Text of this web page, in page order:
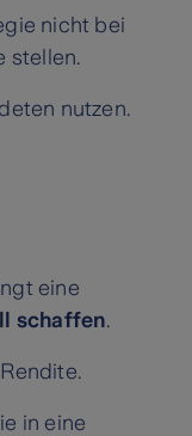
nicht bei
stellen.
nutzen.
eine
schaffen.
in eine